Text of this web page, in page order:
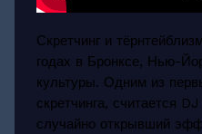
Скретчинг и
годах в Бронксе, Нью-
культуры. Одним из
скретчинга, считается
случайно открывший